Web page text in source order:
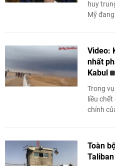
huy
Mỹ
Video:
nhất
Kabul
Trong
liều
chính
Toàn